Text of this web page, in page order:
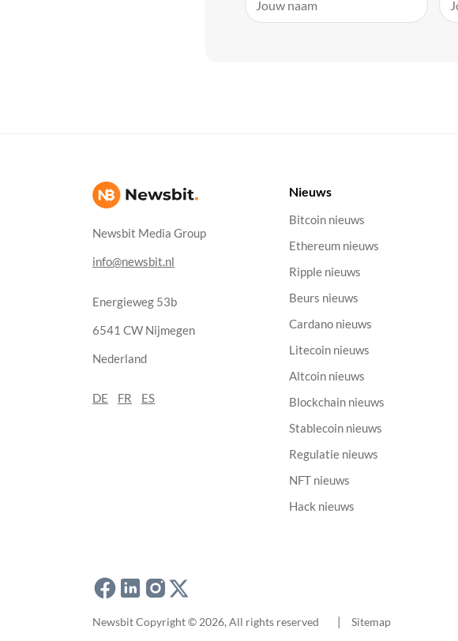
Newsbit Media Group
info@newsbit.nl
Energieweg 53b
6541 CW Nijmegen
Nederland
DE FR ES
Nieuws
Bitcoin nieuws
Ethereum nieuws
Ripple nieuws
Beurs nieuws
Cardano nieuws
Litecoin nieuws
Altcoin nieuws
Blockchain nieuws
Stablecoin nieuws
Regulatie nieuws
NFT nieuws
Hack nieuws
Newsbit Copyright © 2026, All rights reserved Sitemap